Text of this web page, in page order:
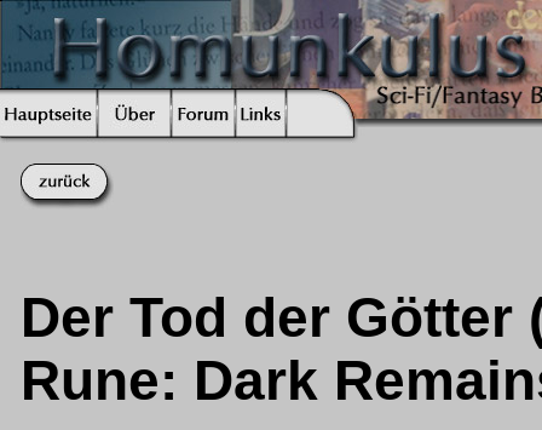
Der Tod der
Rune: Dark